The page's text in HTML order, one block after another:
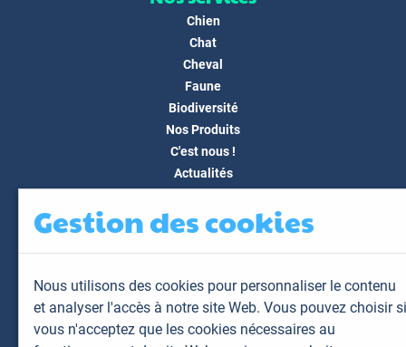
Chien
Chat
Cheval
Faune
Biodiversité
Nos Produits
C'est nous !
Actualités
FAQ
Mon espace
Mes animaux
Mes résultats
Gestion des cookies
Nous utilisons des cookies pour personnaliser le contenu
et analyser l'accès à notre site Web. Vous pouvez choisir si
vous n'acceptez que les cookies nécessaires au